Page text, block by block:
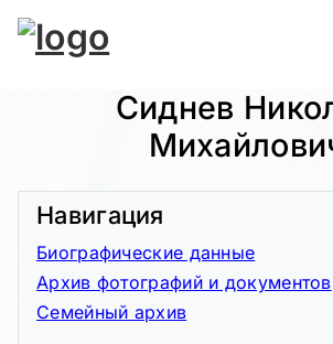
Сиднев
Навигация
Биографические данные
Архив фотографий и документов
Семейный архив